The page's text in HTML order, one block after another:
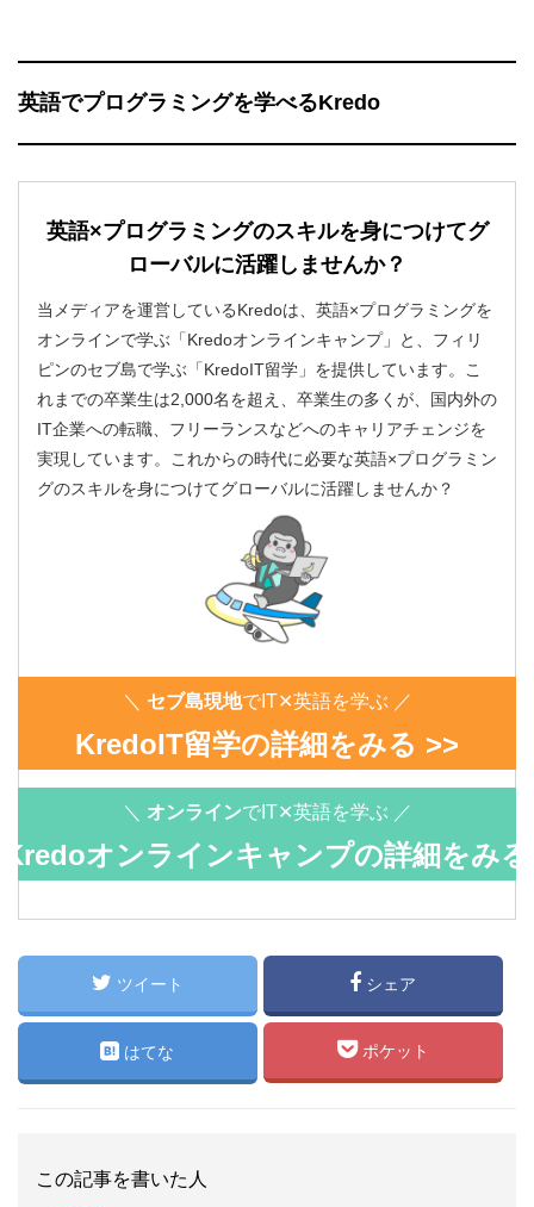
英語でプログラミングを学べるKredo
英語×プログラミングのスキルを身につけてグ
ローバルに活躍しませんか？
当メディアを運営しているKredoは、英語×プログラミングを
オンラインで学ぶ「Kredoオンラインキャンプ」と、フィリ
ピンのセブ島で学ぶ「KredoIT留学」を提供しています。こ
れまでの卒業生は2,000名を超え、卒業生の多くが、国内外の
IT企業への転職、フリーランスなどへのキャリアチェンジを
実現しています。これからの時代に必要な英語×プログラミン
グのスキルを身につけてグローバルに活躍しませんか？
＼ セブ島現地でIT✕英語を学ぶ ／
KredoIT留学の詳細をみる >>
＼ オンラインでIT✕英語を学ぶ ／
Kredoオンラインキャンプの詳細をみる
ツイート シェア
はてな ポケット
この記事を書いた人